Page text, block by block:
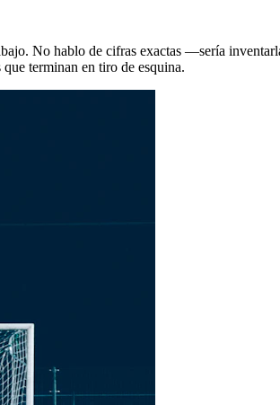
No hablo de cifras exactas —sería
terminan en tiro de esquina.